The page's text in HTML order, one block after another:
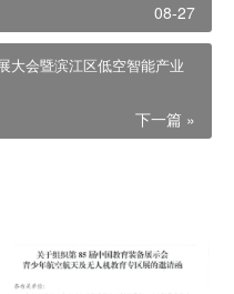
08-27
大会暨滨江区低空智能产业
下一篇 »